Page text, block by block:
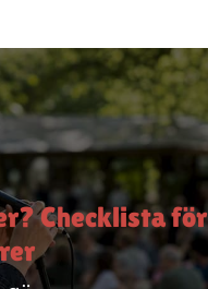
Checklista för